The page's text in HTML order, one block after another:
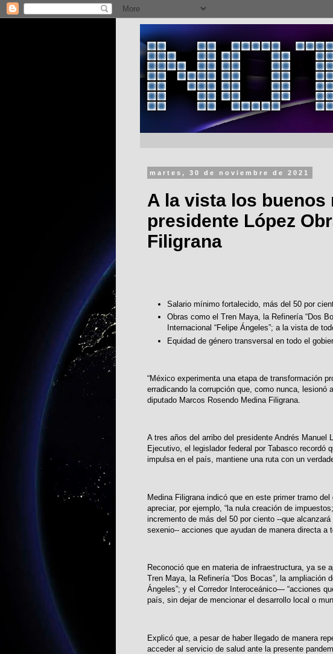
martes, 30 de noviembre de 2021
A la vista los buenos
presidente López
Filigrana
Salario mínimo fortalecido, más del 50 por
Obras como el Tren Maya, la Refinería “Dos
Internacional “Felipe Ángeles”; a la vista de
Equidad de género transversal en todo el
“México experimenta una etapa de transformación
erradicando la corrupción que, como nunca, lesionó
diputado Marcos Rosendo Medina Filigrana.
A tres años del arribo del presidente Andrés Manuel
Ejecutivo, el legislador federal por Tabasco recordó
impulsa en el país, mantiene una ruta con un
Medina Filigrana indicó que en este primer tramo
apreciar, por ejemplo, “la nula creación de
incremento de más del 50 por ciento --que
sexenio-- acciones que ayudan de manera directa a
Reconoció que en materia de infraestructura, ya se
Tren Maya, la Refinería “Dos Bocas”, la ampliación
Ángeles”; y el Corredor Interoceánico— “acciones
país, sin dejar de mencionar el desarrollo local o
Explicó que, a pesar de haber llegado de manera
acceder al servicio de salud ante la presente